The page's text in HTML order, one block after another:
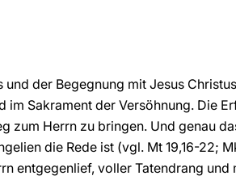
der Begegnung mit Jesus
Sakrament der Versöhnung. Die
zum Herrn zu bringen. Und genau
die Rede ist (vgl. Mt 19,16-22;
entgegenlief, voller Tatendrang und